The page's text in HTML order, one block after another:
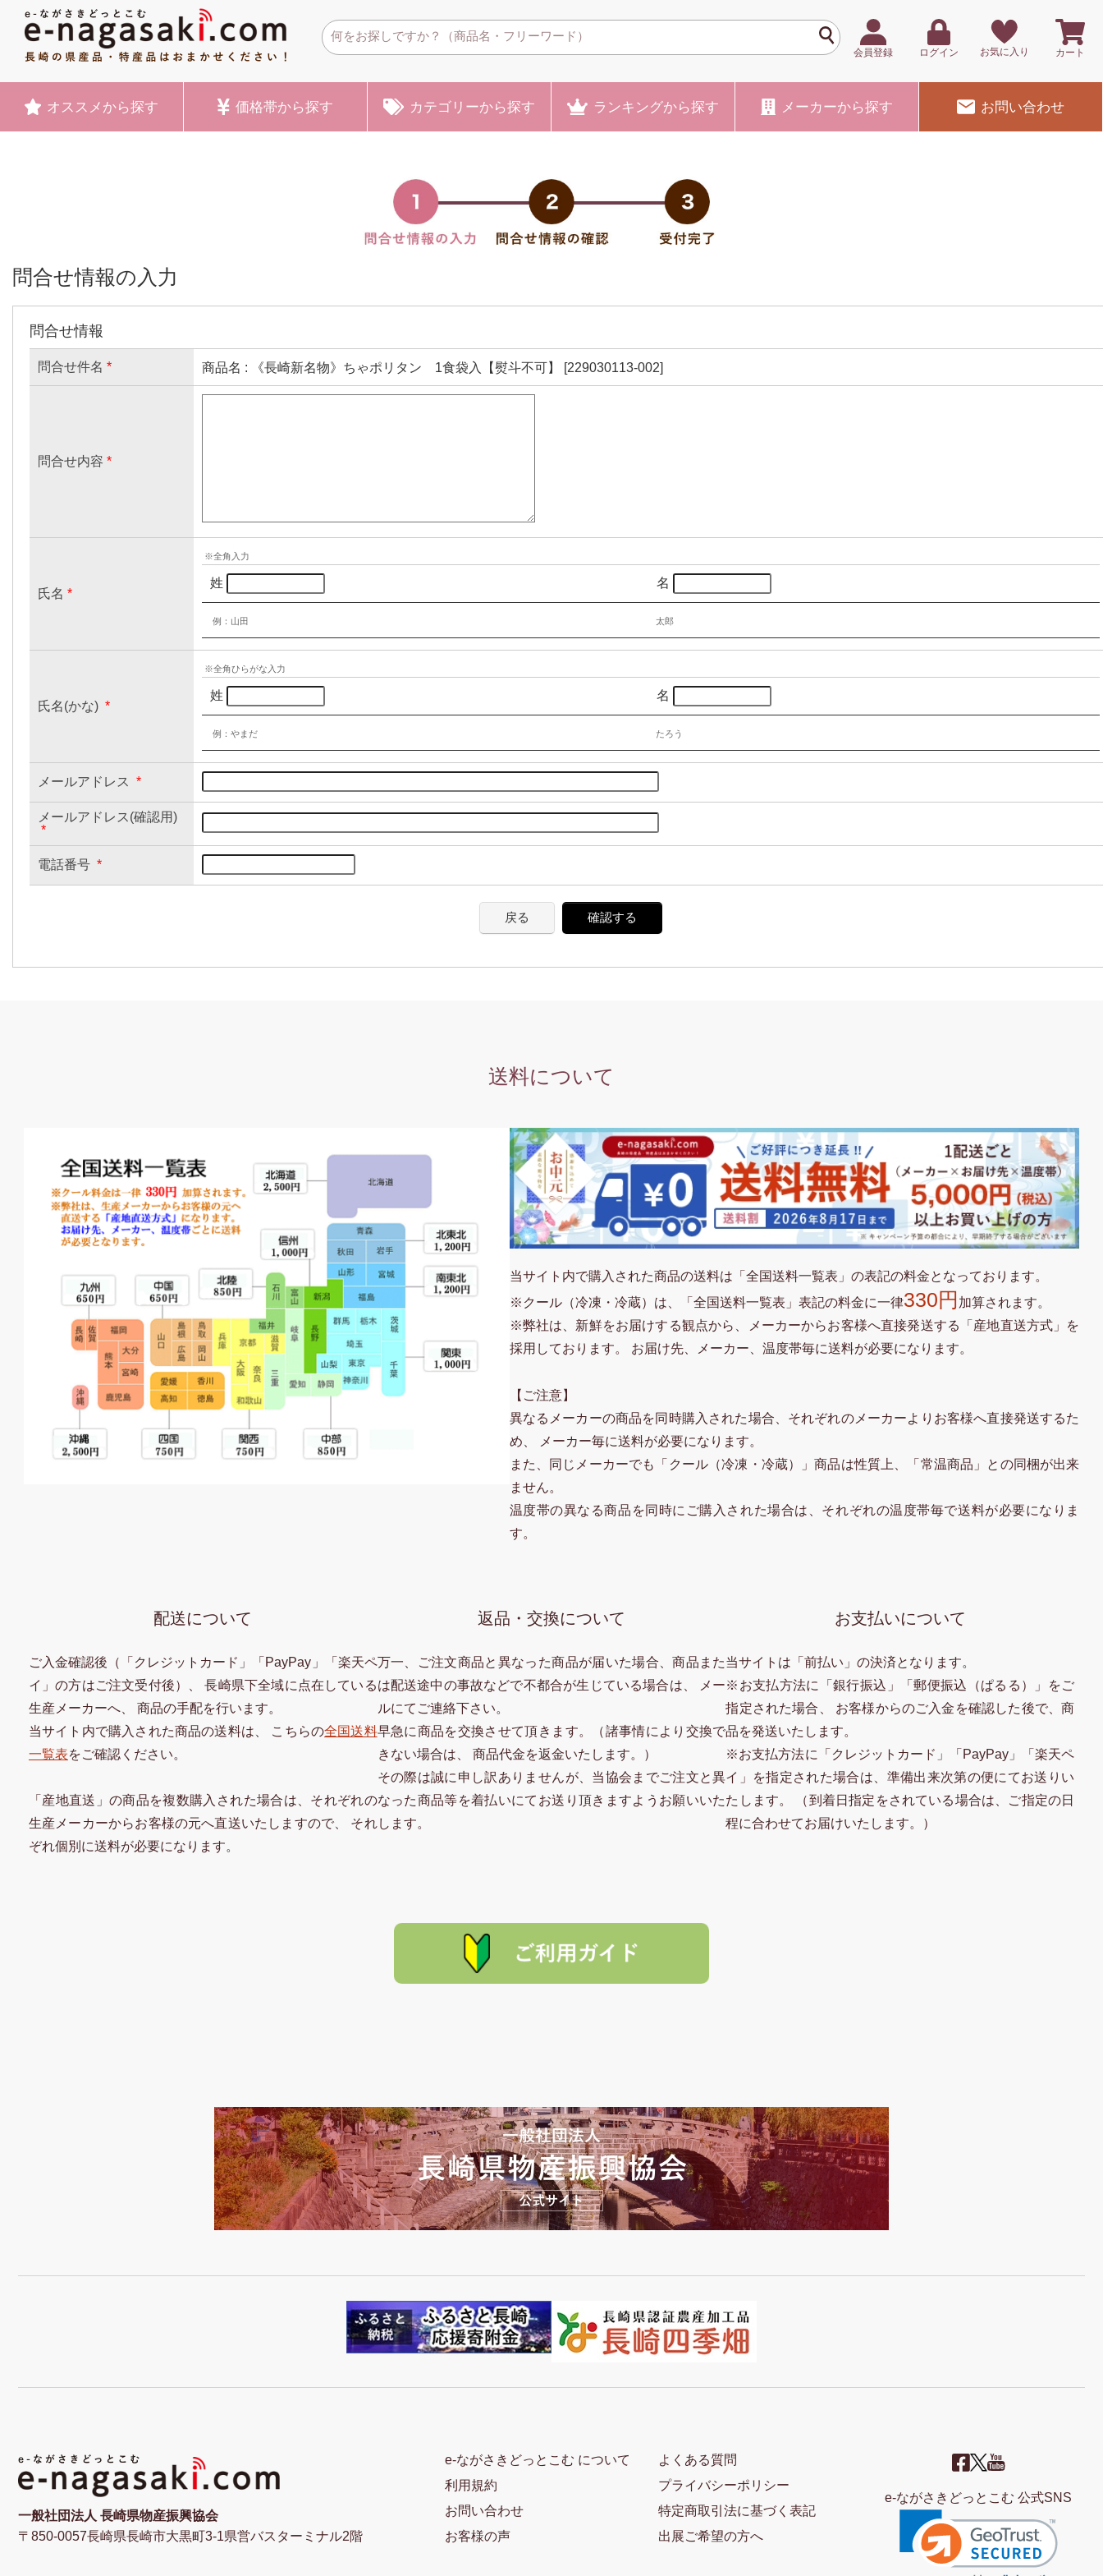
会員登録 ログイン お気に入り カート
オススメ から探す 価格帯から探す カテゴリーから探す ランキングから探す メーカーから探す お問い合わせ
問合せ情報の入力
問合せ情報
問合せ件名 * 商品名 : 《長崎新名物》ちゃポリタン 1食袋入【熨斗不可】 [229030113-002]
問合せ内容 *
氏名 *
※全角入力
姓 名
例：山田 太郎
氏名(かな) *
※全角ひらがな入力
姓 名
例：やまだ たろう
メールアドレス *
メールアドレス(確認用)
*
電話番号 *
戻る 確認する
送料について
当サイト内で購入された商品の送料は「全国送料一覧表」の表記の料金となっております。
※クール（冷凍・冷蔵）は、「全国送料一覧表」表記の料金に一律330円 加算されます。
※弊社は、新鮮をお届けする観点から、メーカーからお客様へ直接発送する「産地直送方式」を
採用しております。 お届け先、メーカー、温度帯毎に送料が必要になります。
【ご注意】
異なるメーカーの商品を同時購入された場合、それぞれのメーカーよりお客様へ直接発送するた
め、 メーカー毎に送料が必要になります。
また、同じメーカーでも「クール（冷凍・冷蔵）」商品は性質上、「常温商品」との同梱が出来
ません。
温度帯の異なる商品を同時にご購入された場合は、それぞれの温度帯毎で送料が必要になりま
す。
配送について
ご入金確認後（「クレジットカード」「PayPay」「楽天ペ
イ」の方はご注文受付後）、 長崎県下全域に点在している
生産メーカーへ、 商品の手配を行います。
当サイト内で購入された商品の送料は、 こちらの全国送料
一覧表をご確認ください。
「産地直送」の商品を複数購入された場合は、それぞれの
生産メーカーからお客様の元へ直送いたしますので、 それ
ぞれ個別に送料が必要になります。
返品・交換について
万一、ご注文商品と異なった商品が届いた場合、商品また
は配送途中の事故などで不都合が生じている場合は、 メー
ルにてご連絡下さい。
早急に商品を交換させて頂きます。（諸事情により交換で
きない場合は、 商品代金を返金いたします。）
その際は誠に申し訳ありませんが、当協会までご注文と異
なった商品等を着払いにてお送り頂きますようお願いいた
します。
お支払いについて
当サイトは「前払い」の決済となります。
※お支払方法に「銀行振込」「郵便振込（ぱるる）」をご
指定された場合、 お客様からのご入金を確認した後で、商
品を発送いたします。
※お支払方法に「クレジットカード」「PayPay」「楽天ペ
イ」を指定された場合は、準備出来次第の便にてお送りい
たします。 （到着日指定をされている場合は、ご指定の日
程に合わせてお届けいたします。）
一般社団法人 長崎県物産振興協会
〒850-0057長崎県長崎市大黒町3-1県営バスターミナル2階
e-ながさきどっとこむ について
利用規約
お問い合わせ
お客様の声
よくある質問
プライバシーポリシー
特定商取引法に基づく表記
出展ご希望の方へ
e-ながさきどっとこむ 公式SNS